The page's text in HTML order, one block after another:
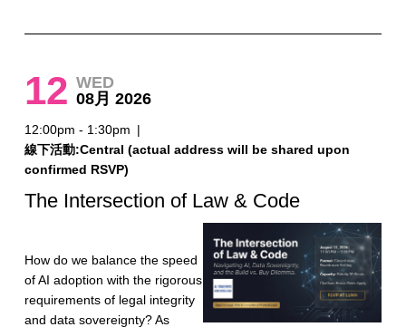
12 WED
08月 2026
12:00pm - 1:30pm |
線下活動:Central (actual address will be shared upon
confirmed RSVP)
The Intersection of Law & Code
​How do we balance the speed
of AI adoption with the rigorous
requirements of legal integrity
and data sovereignty? As